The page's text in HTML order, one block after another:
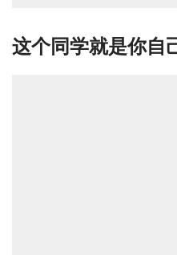
这个同学就是你自